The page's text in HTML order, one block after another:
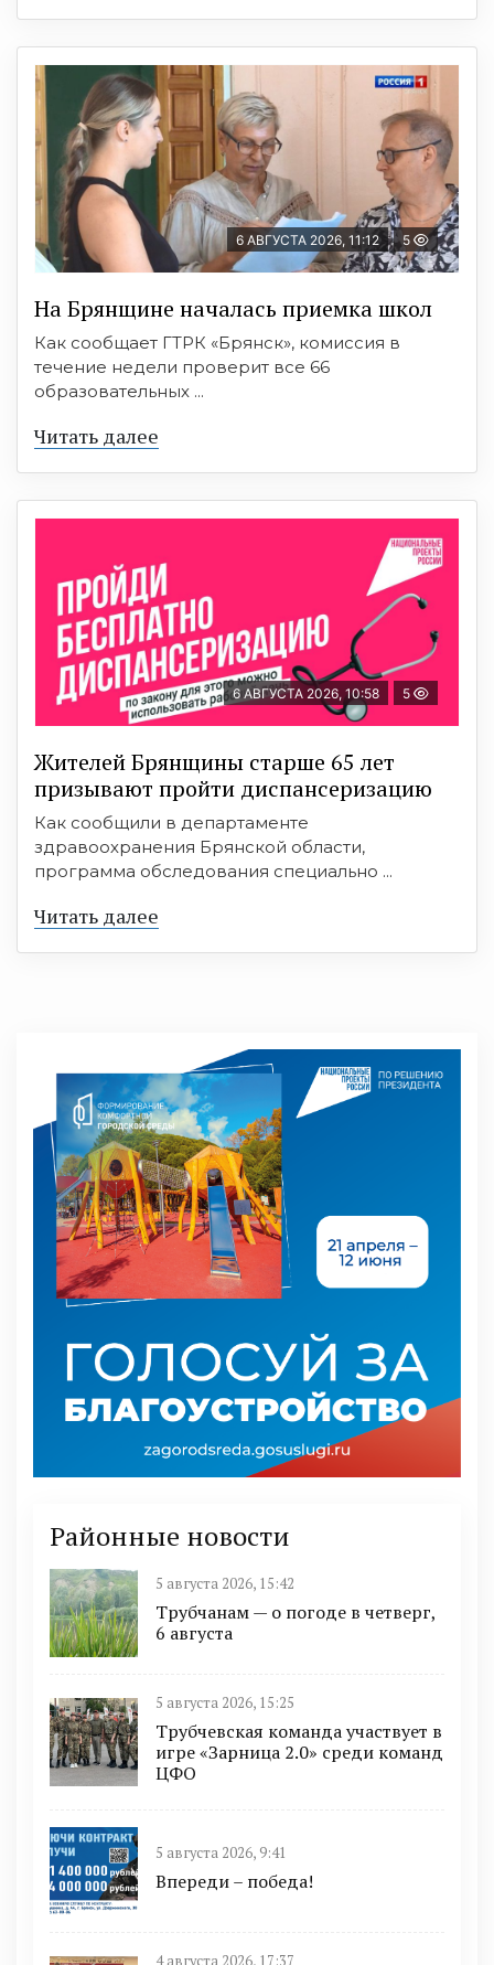
6 АВГУСТА 2026, 11:12 5
На Брянщине началась приемка школ
Как сообщает ГТРК «Брянск», комиссия в
течение недели проверит все 66
образовательных ...
Читать далее
6 АВГУСТА 2026, 10:58 5
Жителей Брянщины старше 65 лет
призывают пройти диспансеризацию
Как сообщили в департаменте
здравоохранения Брянской области,
программа обследования специально ...
Читать далее
Районные новости
5 августа 2026, 15:42
Трубчанам — о погоде в четверг,
6 августа
5 августа 2026, 15:25
Трубчевская команда участвует в
игре «Зарница 2.0» среди команд
ЦФО
5 августа 2026, 9:41
Впереди – победа!
4 августа 2026, 17:37